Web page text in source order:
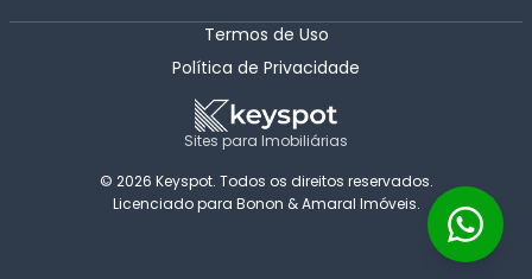
Termos de Uso
Política de Privacidade
Sites para Imobiliárias
© 2026 Keyspot. Todos os direitos reservados.
Licenciado para Bonon & Amaral Imóveis.